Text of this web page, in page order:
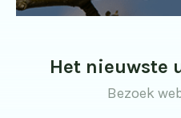
Het nieuwste
Bezoek